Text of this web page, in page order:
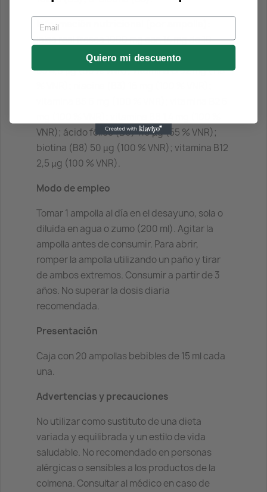
Información nutricional (por ampolla)
jalea real fresca 1000 mg con 14 mg de 10-
HDA; vitamina A 350 µg (44 % VNR); vitamina
D3 4,9 µg (98 % VNR); vitamina C 92 mg (115
VNR); ácido fólico (B9) 110 µg (55 % VNR);
biotina (B8) 50 µg (100 % VNR); vitamina B12
2,5 µg (100 % VNR).
Modo de empleo
Tomar 1 ampolla al día en el desayuno, sola o
diluida en agua o zumo (200 ml). Agitar la
ampolla antes de consumir. Para abrir,
romper la ampolla utilizando un paño y tirar
de ambos extremos. Consumir a partir de 3
años. No superar la dosis diaria
recomendada.
Presentación
Caja con 20 ampollas bebibles de 15 ml cada
una.
Advertencias y precauciones
No utilizar como sustituto de una dieta
variada y equilibrada y un estilo de vida
saludable. No recomendado en personas
alérgicas o sensibles a los productos de la
colmena. Consultar al médico en caso de
Email
Quiero mi descuento